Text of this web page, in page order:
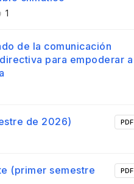
1
de la comunicación
para empoderar a
de 2026) PDF
(primer semestre
PDF